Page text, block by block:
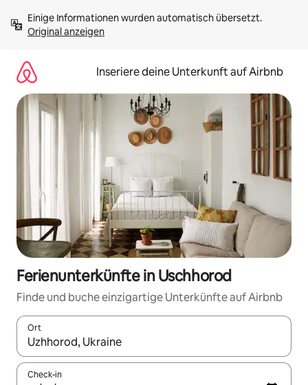
Inhalten
springenOriginal anzeigen
Inseriere deine Unterkunft auf Airbnb
Ferienunterkünfte in Uschhorod
Finde und buche einzigartige Unterkünfte auf Airbnb
Ort
Wenn Ergebnisse verfügbar sind, navigiere mit den
Check-in